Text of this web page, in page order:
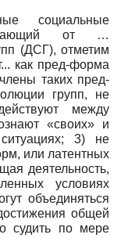
социальные
от …
(ДСГ), отметим
как пред-форма
таких пред-
групп, не
между
«своих» и
3) не
или латентных
деятельность,
условиях
объединяться
общей
судить по мере